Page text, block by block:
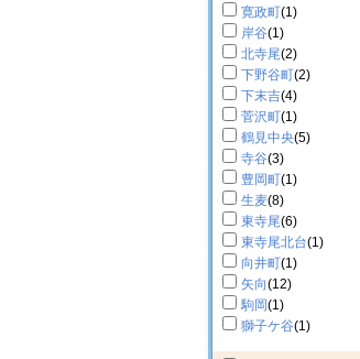
寛政町(1)
岸谷(1)
北寺尾(2)
下野谷町(2)
下末吉(4)
菅沢町(1)
鶴見中央(5)
寺谷(3)
豊岡町(1)
生麦(8)
東寺尾(6)
東寺尾北台(1)
向井町(1)
矢向(12)
駒岡(1)
獅子ケ谷(1)